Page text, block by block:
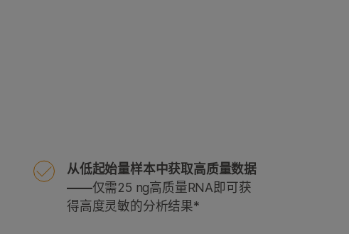
从低起始量样本中获取高质量数据
——仅需25 ng高质量RNA即可获
得高度灵敏的分析结果*